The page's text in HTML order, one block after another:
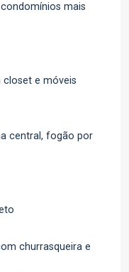
mais
e móveis
central, fogão por
churrasqueira e